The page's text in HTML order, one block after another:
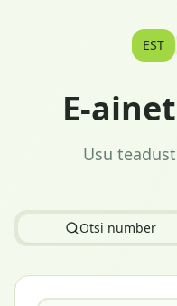
EST
E-
Usu
Otsi number